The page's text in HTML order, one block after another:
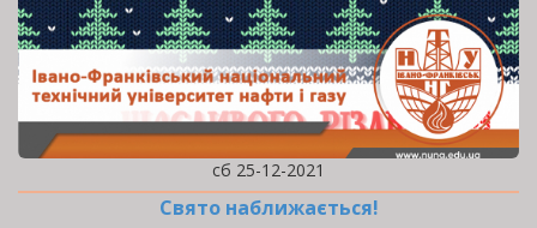
сб 25-12-2021
Свято наближається!